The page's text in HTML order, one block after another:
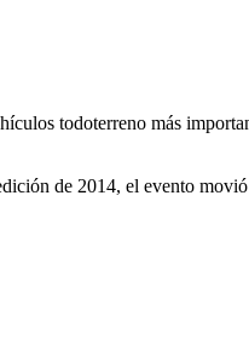
todoterreno más
de 2014, el evento